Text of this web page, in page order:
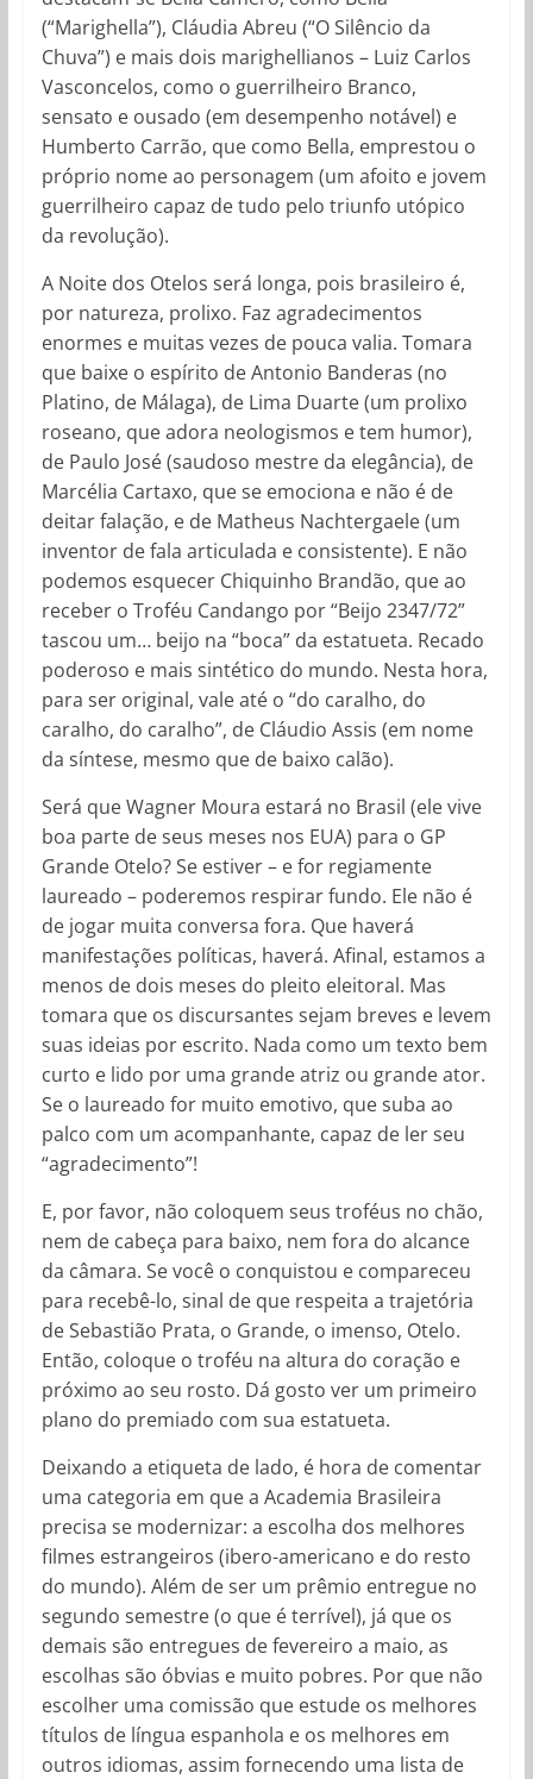
(“Marighella”), Cláudia Abreu (“O Silêncio da
Chuva”) e mais dois marighellianos – Luiz Carlos
Vasconcelos, como o guerrilheiro Branco,
sensato e ousado (em desempenho notável) e
Humberto Carrão, que como Bella, emprestou o
próprio nome ao personagem (um afoito e jovem
guerrilheiro capaz de tudo pelo triunfo utópico
da revolução).
A Noite dos Otelos será longa, pois brasileiro é,
por natureza, prolixo. Faz agradecimentos
enormes e muitas vezes de pouca valia. Tomara
que baixe o espírito de Antonio Banderas (no
Platino, de Málaga), de Lima Duarte (um prolixo
roseano, que adora neologismos e tem humor),
de Paulo José (saudoso mestre da elegância), de
Marcélia Cartaxo, que se emociona e não é de
deitar falação, e de Matheus Nachtergaele (um
inventor de fala articulada e consistente). E não
podemos esquecer Chiquinho Brandão, que ao
receber o Troféu Candango por “Beijo 2347/72”
tascou um… beijo na “boca” da estatueta. Recado
poderoso e mais sintético do mundo. Nesta hora,
para ser original, vale até o “do caralho, do
caralho, do caralho”, de Cláudio Assis (em nome
da síntese, mesmo que de baixo calão).
Será que Wagner Moura estará no Brasil (ele vive
boa parte de seus meses nos EUA) para o GP
Grande Otelo? Se estiver – e for regiamente
laureado – poderemos respirar fundo. Ele não é
de jogar muita conversa fora. Que haverá
manifestações políticas, haverá. Afinal, estamos a
menos de dois meses do pleito eleitoral. Mas
tomara que os discursantes sejam breves e levem
suas ideias por escrito. Nada como um texto bem
curto e lido por uma grande atriz ou grande ator.
Se o laureado for muito emotivo, que suba ao
palco com um acompanhante, capaz de ler seu
“agradecimento”!
E, por favor, não coloquem seus troféus no chão,
nem de cabeça para baixo, nem fora do alcance
da câmara. Se você o conquistou e compareceu
para recebê-lo, sinal de que respeita a trajetória
de Sebastião Prata, o Grande, o imenso, Otelo.
Então, coloque o troféu na altura do coração e
próximo ao seu rosto. Dá gosto ver um primeiro
plano do premiado com sua estatueta.
Deixando a etiqueta de lado, é hora de comentar
uma categoria em que a Academia Brasileira
precisa se modernizar: a escolha dos melhores
filmes estrangeiros (ibero-americano e do resto
do mundo). Além de ser um prêmio entregue no
segundo semestre (o que é terrível), já que os
demais são entregues de fevereiro a maio, as
escolhas são óbvias e muito pobres. Por que não
escolher uma comissão que estude os melhores
títulos de língua espanhola e os melhores em
outros idiomas, assim fornecendo uma lista de